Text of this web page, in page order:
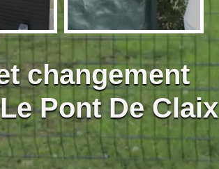
changement
Pont De Claix